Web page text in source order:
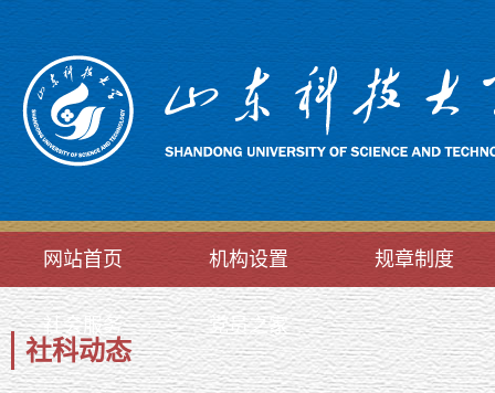
网站首页 机构设置 规章制度
社会服务 党员之家
社科动态